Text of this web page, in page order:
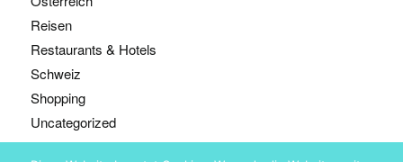
Reisen
Restaurants & Hotels
Schweiz
Shopping
Uncategorized